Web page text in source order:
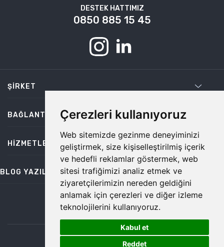
Çerezleri kullanıyoruz
Web sitemizde gezinme deneyiminizi
geliştirmek, size kişiselleştirilmiş içerik
ve hedefli reklamlar göstermek, web
sitesi trafiğimizi analiz etmek ve
ziyaretçilerimizin nereden geldiğini
anlamak için çerezleri ve diğer izleme
teknolojilerini kullanıyoruz.
Kabul et
Reddet
DESTEK HATTIMIZ
0850 885 15 45
ŞIRKET
BAĞLANTILAR
HIZMETLER
BLOG YAZILARI
bilgi@temiz.co
©2026 Temiz, Her Hakkı Saklıdır.